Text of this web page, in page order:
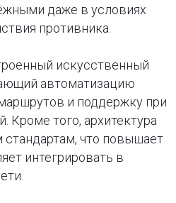
даже в условиях
противника.
искусственный
автоматизацию
и поддержку при
Кроме того, архитектура
что повышает
интегрировать в